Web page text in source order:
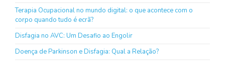
Terapia Ocupacional no mundo digital: o que acontece com o
corpo quando tudo é ecrã?
Disfagia no AVC: Um Desafio ao Engolir
Doença de Parkinson e Disfagia: Qual a Relação?